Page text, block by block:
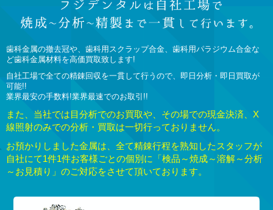
歯科金属の撤去冠や、歯科用スクラップ合金、歯科用パラジウム合金な
ど歯科金属材料を高価買取致します!
自社工場で全ての精錬回収を一貫して行うので、即日分析・即日買取が
可能!!
業界最安の手数料!業界最速でのお取引!!
また、当社では目分析でのお買取や、その場での現金決済、X
線照射のみでの分析・買取は一切行っておりません。
お預かりしました金属は、全て精錬行程を熟知したスタッフが
自社にて1件1件お客様ごとの個別に「検品～焼成～溶解～分析
～お見積り」のご対応をさせて頂いております。